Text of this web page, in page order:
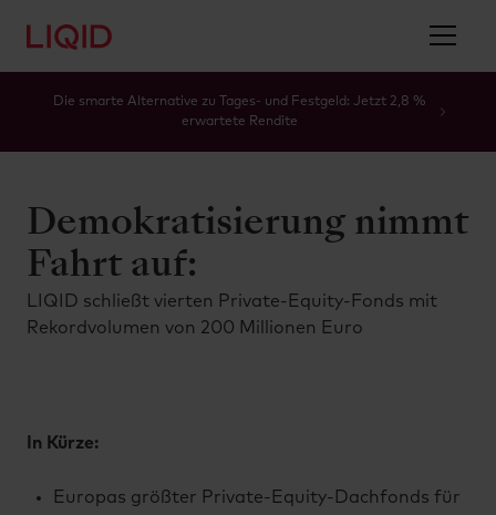
Die smarte Alternative zu Tages- und Festgeld: Jetzt 2,8 %
erwartete Rendite
Demokratisierung nimmt
Fahrt auf:
LIQID schließt vierten Private-Equity-Fonds mit
Rekordvolumen von 200 Millionen Euro
In Kürze:
Europas größter Private-Equity-Dachfonds für